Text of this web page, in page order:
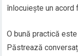
înlocuiește un acord
O bună practică
Păstrează